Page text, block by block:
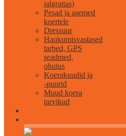
jalgrattas)
Pesad ja asemed
koertele
Dressuur
Haukumisvastased
tarbed, GPS
seadmed,
ohutus
Koerakuudid ja
-puurid
Muud koera
tarvikud